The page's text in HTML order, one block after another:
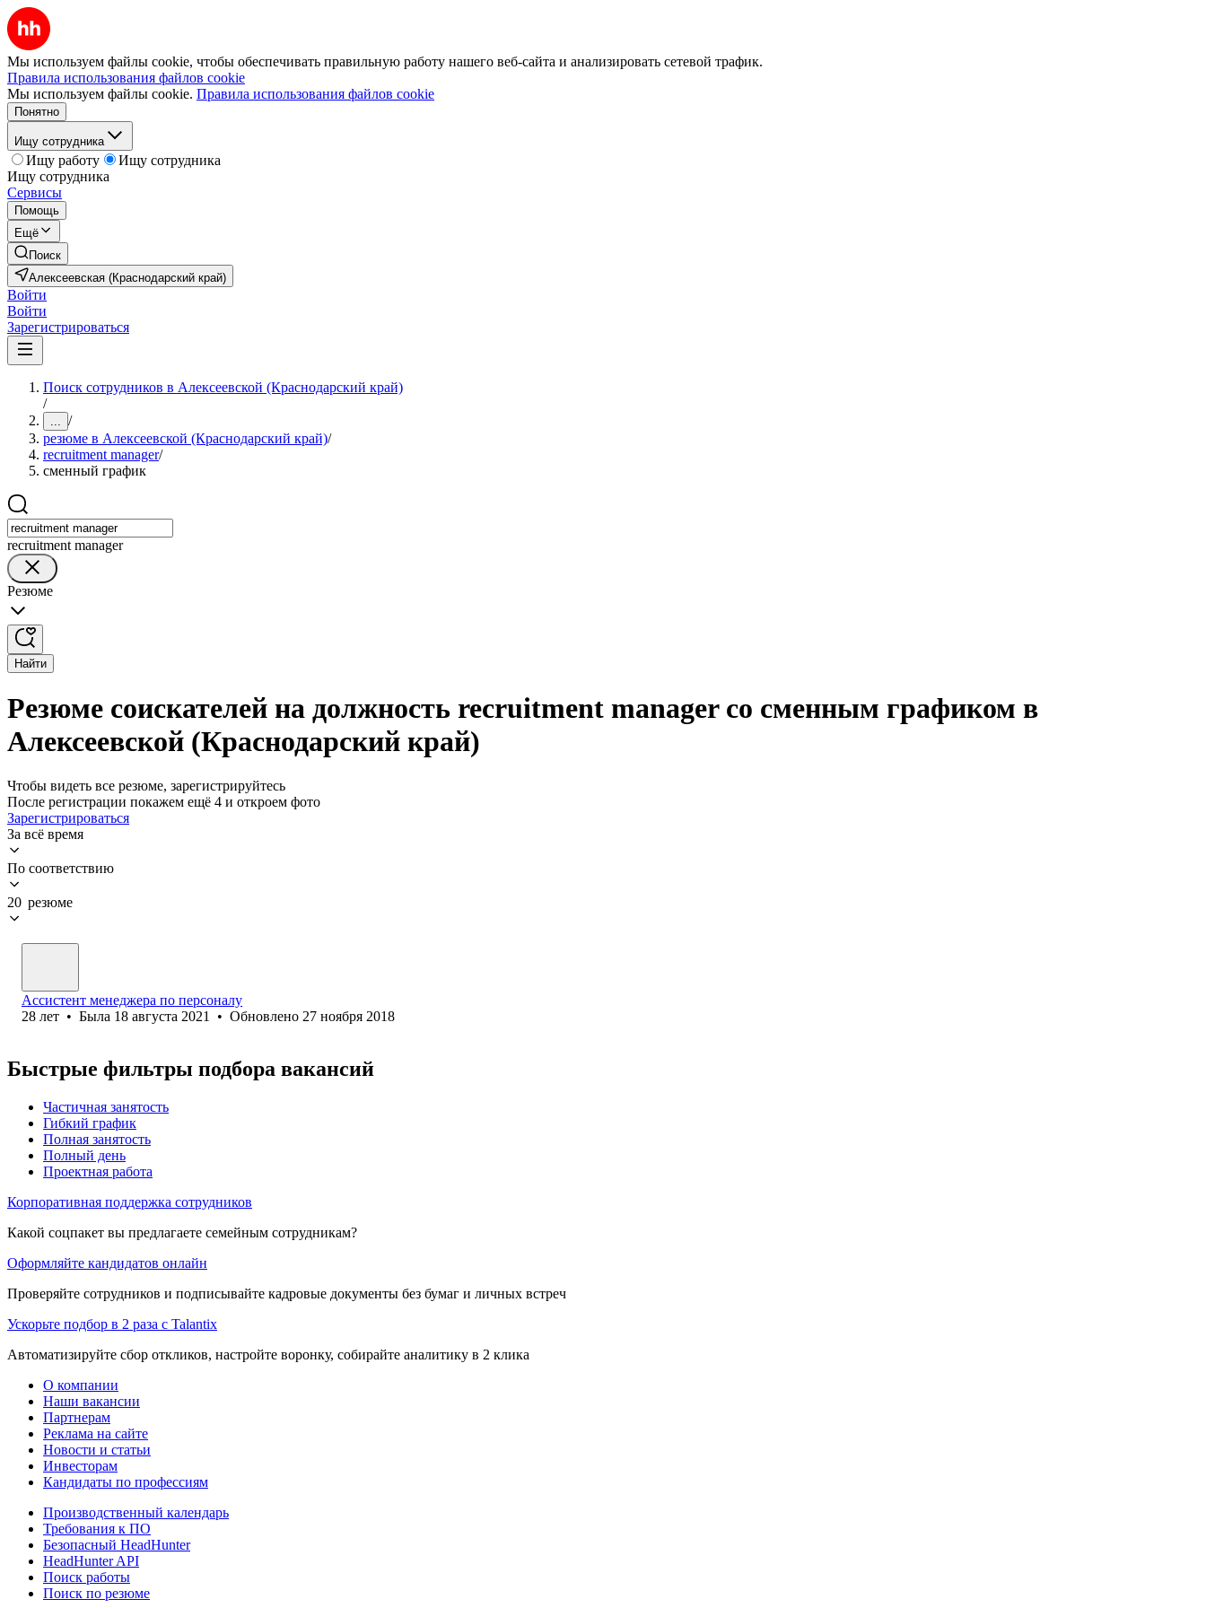
Мы используем файлы cookie, чтобы обеспечивать правильную работу нашего веб-сайта и анализировать сетевой трафик.
Правила использования файлов cookie
Мы используем файлы cookie. Правила использования файлов cookie
Понятно
Ищу сотрудника
Ищу работу
Ищу сотрудника
Ищу сотрудника
Сервисы
Помощь
Ещё
Поиск
Алексеевская (Краснодарский край)
Войти
Войти
Зарегистрироваться
Поиск сотрудников в Алексеевской (Краснодарский край)
/
... /
резюме в Алексеевской (Краснодарский край)/
recruitment manager/
сменный график
recruitment manager
Резюме
Найти
Резюме соискателей на должность recruitment manager со сменным графиком в
Алексеевской (Краснодарский край)
Чтобы видеть все резюме, зарегистрируйтесь
После регистрации покажем ещё 4 и откроем фото
Зарегистрироваться
За всё время
По соответствию
20 резюме
Ассистент менеджера по персоналу
28 лет • Была 18 августа 2021 • Обновлено 27 ноября 2018
Быстрые фильтры подбора вакансий
Частичная занятость
Гибкий график
Полная занятость
Полный день
Проектная работа
Корпоративная поддержка сотрудников
Какой соцпакет вы предлагаете семейным сотрудникам?
Оформляйте кандидатов онлайн
Проверяйте сотрудников и подписывайте кадровые документы без бумаг и личных встреч
Ускорьте подбор в 2 раза с Talantix
Автоматизируйте сбор откликов, настройте воронку, собирайте аналитику в 2 клика
О компании
Наши вакансии
Партнерам
Реклама на сайте
Новости и статьи
Инвесторам
Кандидаты по профессиям
Производственный календарь
Требования к ПО
Безопасный HeadHunter
HeadHunter API
Поиск работы
Поиск по резюме